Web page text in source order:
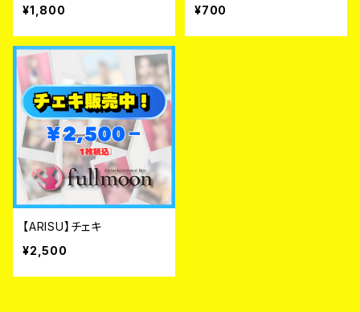
¥1,800
¥700
【ARISU】チェキ
¥2,500